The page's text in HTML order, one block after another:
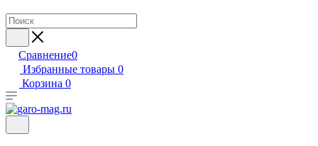
Сравнение0
Избранные товары 0
Корзина 0